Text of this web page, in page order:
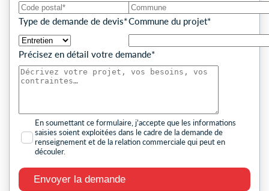
Type de demande de devis*Commune du projet*
Précisez en détail votre demande*
En soumettant ce formulaire, j'accepte que les informations
saisies soient exploitées dans le cadre de la demande de
renseignement et de la relation commerciale qui peut en
découler.